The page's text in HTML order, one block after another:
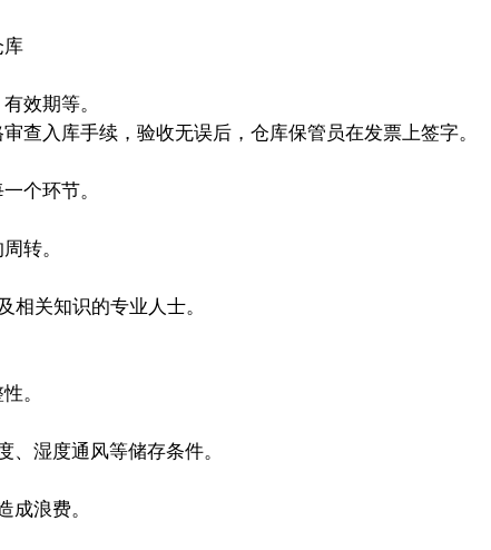
效期等。
查入库手续，验收无误后，仓库保管员在发票上签字。
个环节。
转。
关知识的专业人士。
。
湿度通风等储存条件。
浪费。